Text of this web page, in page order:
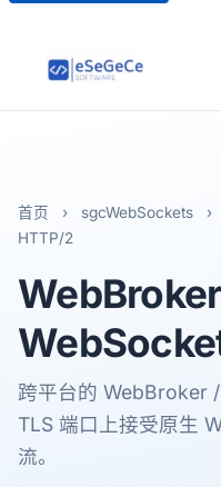
首页 › sgcWebSockets ›
HTTP/2
WebBroker
跨平台的 WebBroker
TLS 端口上接受原生
流。